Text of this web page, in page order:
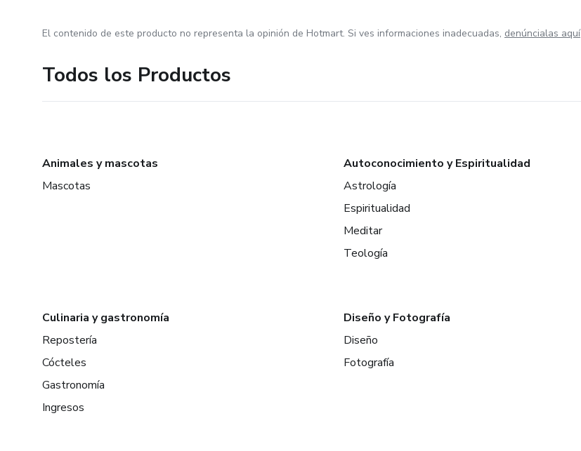
El contenido de este producto no representa la opinión de Hotmart. Si ves informaciones inadecuadas, denúncialas aquí
Todos los Productos
Animales y mascotas
Mascotas
Autoconocimiento y Espiritualidad
Astrología
Espiritualidad
Meditar
Teología
Culinaria y gastronomía
Repostería
Cócteles
Gastronomía
Ingresos
Diseño y Fotografía
Diseño
Fotografía